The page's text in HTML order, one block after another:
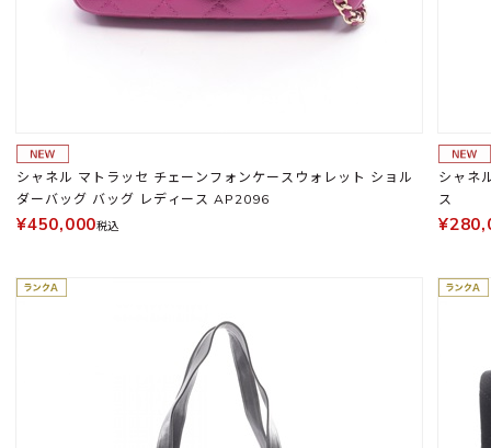
シャネル マトラッセ チェーンフォンケースウォレット ショル
ダーバッグ バッグ レディース AP2096
¥450,000税込
シャネ
ス